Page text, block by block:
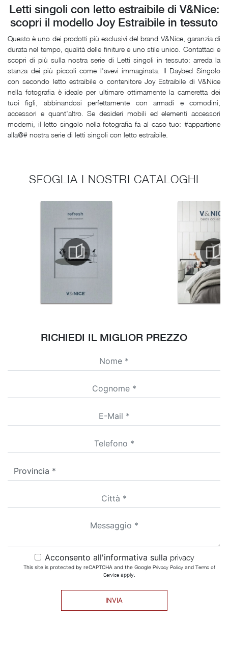
Letti singoli con letto estraibile di V&Nice:
scopri il modello Joy Estraibile in tessuto
Questo è uno dei prodotti più esclusivi del brand V&Nice, garanzia di
durata nel tempo, qualità delle finiture e uno stile unico. Contattaci e
scopri di più sulla nostra serie di Letti singoli in tessuto: arreda la
stanza dei più piccoli come l'avevi immaginata. Il Daybed Singolo
con secondo letto estraibile o contenitore Joy Estraibile di V&Nice
nella fotografia è ideale per ultimare ottimamente la cameretta dei
tuoi figli, abbinandosi perfettamente con armadi e comodini,
accessori e quant'altro. Se desideri mobili ed elementi accessori
moderni, il letto singolo nella fotografia fa al caso tuo: #appartiene
alla@# nostra serie di letti singoli con letto estraibile.
SFOGLIA I NOSTRI CATALOGHI
RICHIEDI IL MIGLIOR PREZZO
Acconsento all'informativa sulla privacy
This site is protected by reCAPTCHA and the Google Privacy Policyand Terms of
Serviceapply.
INVIA